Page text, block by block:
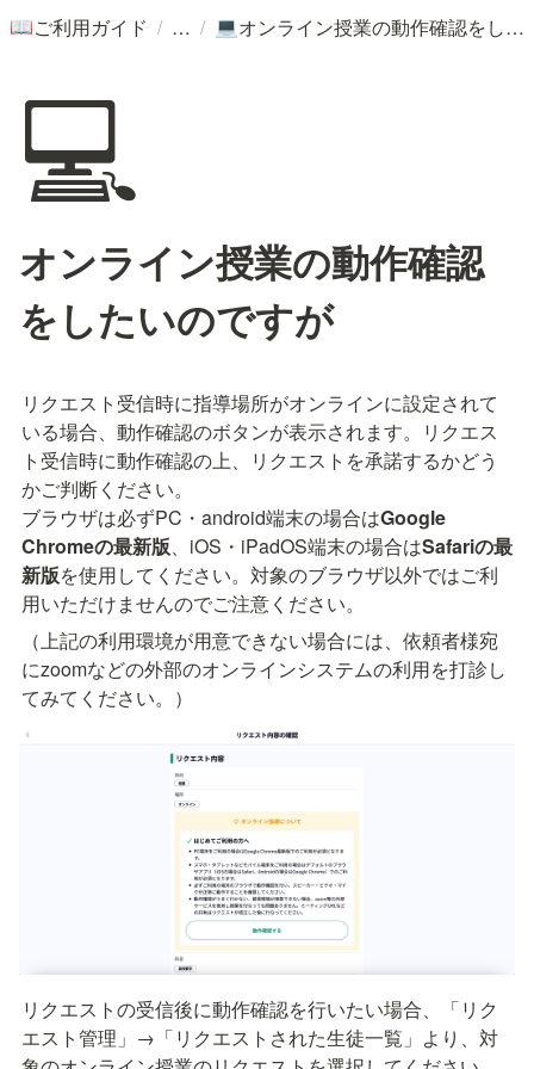
📖ご利用ガイド / / 💻 オンライン授業の動作確認をしたいのですが
💻
オンライン授業の動作確認
をしたいのですが
リクエスト受信時に指導場所がオンラインに設定されて
いる場合、動作確認のボタンが表示されます。リクエス
ト受信時に動作確認の上、リクエストを承諾するかどう
かご判断ください。
ブラウザは必ずPC・android端末の場合はGoogle
Chromeの最新版、iOS・iPadOS端末の場合はSafariの最
新版を使用してください。対象のブラウザ以外ではご利
用いただけませんのでご注意ください。
（上記の利用環境が用意できない場合には、依頼者様宛
にzoomなどの外部のオンラインシステムの利用を打診し
てみてください。）
リクエストの受信後に動作確認を行いたい場合、「リク
エスト管理」→「リクエストされた生徒一覧」より、対